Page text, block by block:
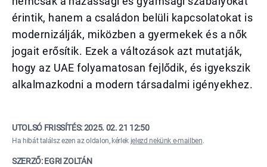
érintik, hanem a családon belüli kapcsolatokat is
modernizálják, miközben a gyermekek és a nők
jogait erősítik. Ezek a változások azt mutatják,
hogy az UAE folyamatosan fejlődik, és igyekszik
alkalmazkodni a modern társadalmi igényekhez.
UTOLSÓ FRISSÍTÉS:2025. 02. 21 12:50
Ha hibát találsz ezen az oldalon, kérlek jelezd nekünk e-mailben.
SZERZŐ: EGRI ZOLTÁN